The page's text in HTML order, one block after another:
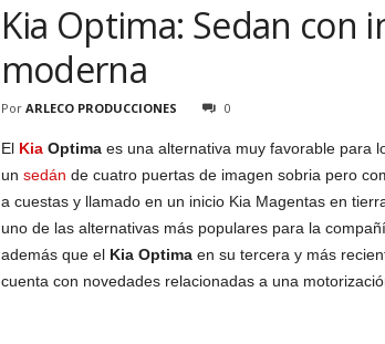
Kia Optima: Sedan con
moderna
Por ARLECO PRODUCCIONES 0
El KiaOptimaes una alternativa muy favorable para
un sedán de cuatro puertas de imagen sobria pero
a cuestas y llamado en un inicio Kia Magentas en
uno de las alternativas más populares para la
además que el Kia Optimaen su tercera y más
cuenta con novedades relacionadas a una